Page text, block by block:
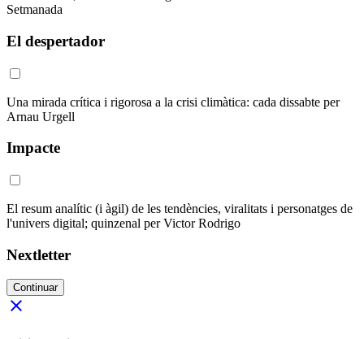
Setmanada
El despertador
Una mirada crítica i rigorosa a la crisi climàtica: cada dissabte per
Arnau Urgell
Impacte
El resum analític (i àgil) de les tendències, viralitats i personatges de
l'univers digital; quinzenal per Victor Rodrigo
Nextletter
Continuar
close